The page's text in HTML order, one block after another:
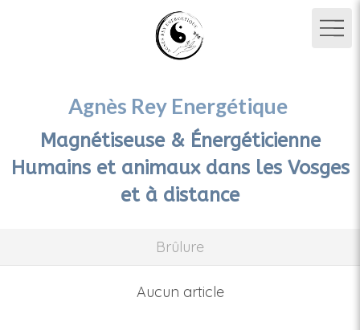
Agnès Rey Energétique
Magnétiseuse & Énergéticienne
Humains et animaux dans les Vosges
et à distance
Brûlure
Aucun article